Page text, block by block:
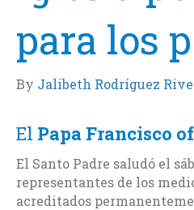
para los
By Jalibeth Rodríguez
El Papa Francisco
El Santo Padre saludó el
representantes de los
acreditados